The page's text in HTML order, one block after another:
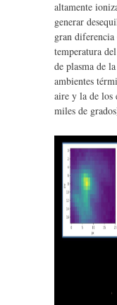
altamente
generar
gran diferencia
temperatura
de plasma de
ambientes
aire y la de los
miles de